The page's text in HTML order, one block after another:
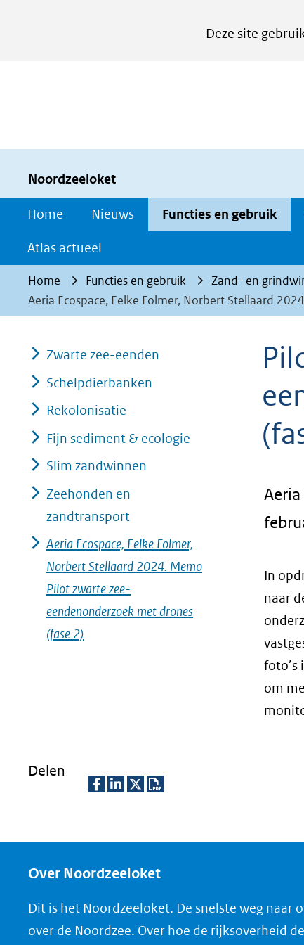
Deze site
van
cookies
op
deze
website
worden
toegestaan
Noordzeeloket
Home Nieuws Functies en gebruik
Atlas actueel
Home Functies en gebruik Zand- en
Aeria Ecospace, Eelke Folmer, Norbert Stellaard
In
naar
foto’s
om
Zwarte zee-eenden
Schelpdierbanken
Rekolonisatie
Fijn sediment & ecologie
Slim zandwinnen
Zeehonden en
zandtransport
Aeria Ecospace, Eelke Folmer,
Norbert Stellaard 2024. Memo
Pilot zwarte zee-
eendenonderzoek met drones
(fase 2)
Delen
e
o
p
e
o
p
e
o
p
n
o
a
Over Noordzeeloket
Dit is het Noordzeeloket. De snelste weg naar
over de Noordzee. Over hoe de rijksoverheid